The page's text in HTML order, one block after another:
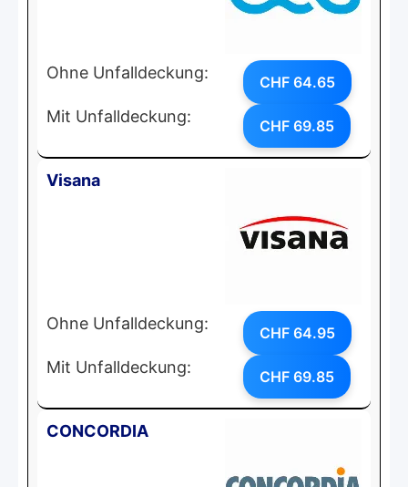
Ohne Unfalldeckung: CHF 64.65
Mit Unfalldeckung: CHF 69.85
Visana
Ohne Unfalldeckung: CHF 64.95
Mit Unfalldeckung: CHF 69.85
CONCORDIA